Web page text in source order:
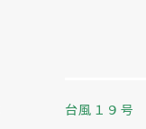
台風１９号